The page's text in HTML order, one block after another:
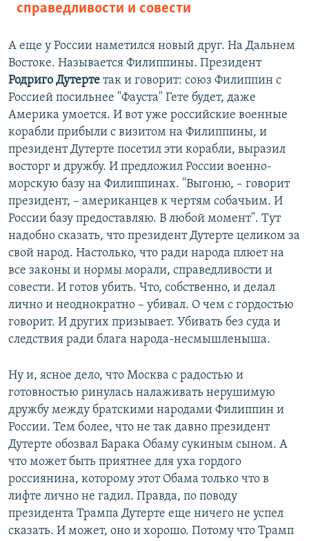
справедливости и совести
А еще у России наметился новый друг. На Дальнем
Востоке. Называется Филиппины. Президент
Родриго Дутерте так и говорит: союз Филиппин с
Россией посильнее "Фауста" Гете будет, даже
Америка умоется. И вот уже российские военные
корабли прибыли с визитом на Филиппины, и
президент Дутерте посетил эти корабли, выразил
восторг и дружбу. И предложил России военно-
морскую базу на Филиппинах. "Выгоню, – говорит
президент, – американцев к чертям собачьим. И
России базу предоставляю. В любой момент". Тут
надобно сказать, что президент Дутерте целиком за
свой народ. Настолько, что ради народа плюет на
все законы и нормы морали, справедливости и
совести. И готов убить. Что, собственно, и делал
лично и неоднократно – убивал. О чем с гордостью
говорит. И других призывает. Убивать без суда и
следствия ради блага народа-несмышленыша.
Ну и, ясное дело, что Москва с радостью и
готовностью ринулась налаживать нерушимую
дружбу между братскими народами Филиппин и
России. Тем более, что не так давно президент
Дутерте обозвал Барака Обаму сукиным сыном. А
что может быть приятнее для уха гордого
россиянина, которому этот Обама только что в
лифте лично не гадил. Правда, по поводу
президента Трампа Дутерте еще ничего не успел
сказать. И может, оно и хорошо. Потому что Трамп